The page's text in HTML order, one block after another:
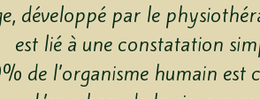
développé par le
est lié à une constatation
de l’organisme humain est